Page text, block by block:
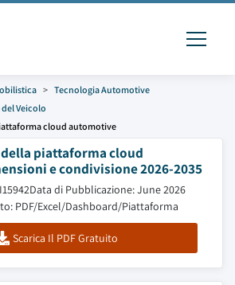
Tecnologia Automotive
Veicolo
cloud automotive
piattaforma cloud
e condivisione 2026-2035
Data di Pubblicazione: June 2026
PDF/Excel/Dashboard/Piattaforma
Scarica Il PDF Gratuito